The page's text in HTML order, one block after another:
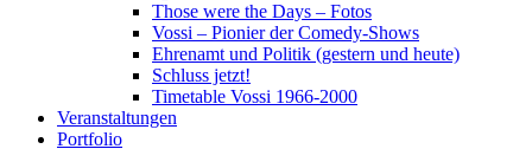
Those were the Days – Fotos
Vossi – Pionier der Comedy-Shows
Ehrenamt und Politik (gestern und heute)
Schluss jetzt!
Timetable Vossi 1966-2000
Veranstaltungen
Portfolio